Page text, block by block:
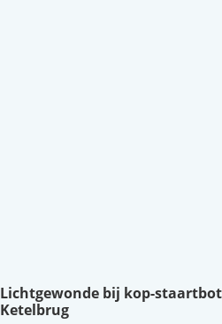
Lichtgewonde bij kop-
Ketelbrug